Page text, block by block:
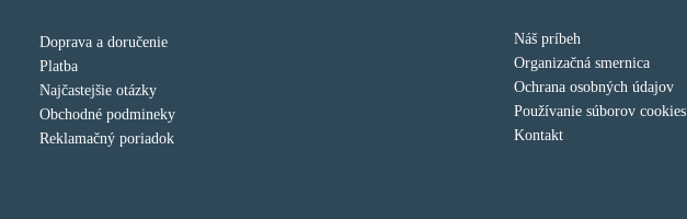
Doprava a doručenie
Platba
Najčastejšie otázky
Obchodné podmineky
Reklamačný poriadok
Náš príbeh
Organizačná smernica
Ochrana osobných údajov
Používanie súborov cookies
Kontakt